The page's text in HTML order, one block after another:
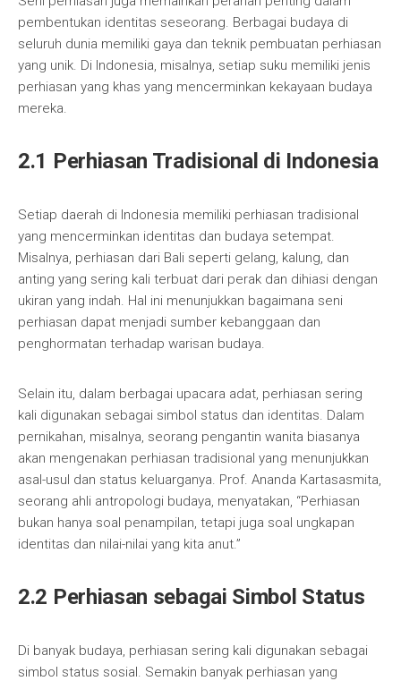
pembentukan identitas seseorang. Berbagai budaya di
seluruh dunia memiliki gaya dan teknik pembuatan perhiasan
yang unik. Di Indonesia, misalnya, setiap suku memiliki jenis
perhiasan yang khas yang mencerminkan kekayaan budaya
mereka.
2.1 Perhiasan Tradisional di Indonesia
Setiap daerah di Indonesia memiliki perhiasan tradisional
yang mencerminkan identitas dan budaya setempat.
Misalnya, perhiasan dari Bali seperti gelang, kalung, dan
anting yang sering kali terbuat dari perak dan dihiasi dengan
ukiran yang indah. Hal ini menunjukkan bagaimana seni
perhiasan dapat menjadi sumber kebanggaan dan
penghormatan terhadap warisan budaya.
Selain itu, dalam berbagai upacara adat, perhiasan sering
kali digunakan sebagai simbol status dan identitas. Dalam
pernikahan, misalnya, seorang pengantin wanita biasanya
akan mengenakan perhiasan tradisional yang menunjukkan
asal-usul dan status keluarganya. Prof. Ananda Kartasasmita,
seorang ahli antropologi budaya, menyatakan, “Perhiasan
bukan hanya soal penampilan, tetapi juga soal ungkapan
identitas dan nilai-nilai yang kita anut.”
2.2 Perhiasan sebagai Simbol Status
Di banyak budaya, perhiasan sering kali digunakan sebagai
simbol status sosial. Semakin banyak perhiasan yang